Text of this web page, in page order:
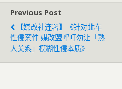
Previous Post
【媒改社连署】《针对北车
性侵案件 媒改盟呼吁勿让「熟
人关系」模糊性侵本质》